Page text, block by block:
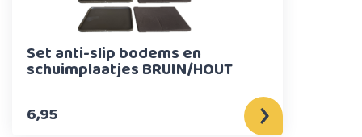
Set anti-slip bodems en
schuimplaatjes BRUIN/HOUT
6,95